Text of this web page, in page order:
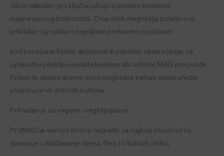
Glicin također igra ključnu ulogu u brojnim koristima
magnezijevog bisglicinata. Ovaj oblik magnezija posebno je
prikladan za osobe s osjetljivim probavnim sustavom.
Kod povećane fizičke aktivnosti ili psihičkih opterećenja, za
optimalnu podršku možete kombinirati različite MAG proizvode.
Pritom bi ukupni dnevni unos magnezija trebao ostati unutar
preporučenih dnevnih količina.
Prikladan je za vegane i vegetarijance.
PrizMAG je osvojio brojne nagrade za najbolji proizvod za
spavanje i ublažavanje stresa. Broj 1 u Kanadi i Irskoj.